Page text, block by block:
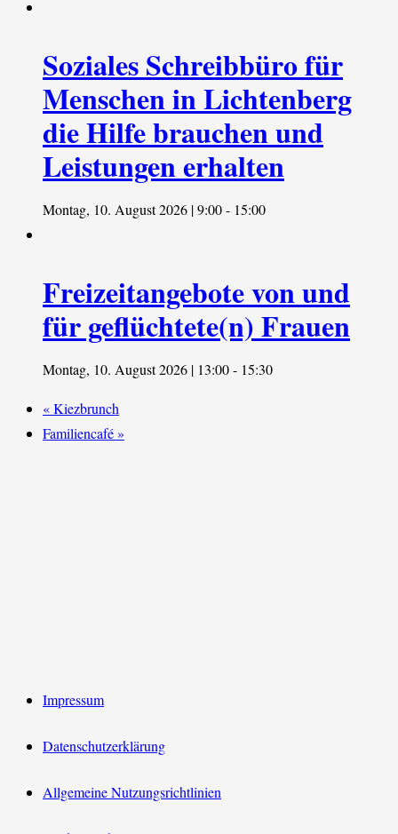
Soziales Schreibbüro für
Menschen in Lichtenberg
die Hilfe brauchen und
Leistungen erhalten
Montag, 10. August 2026 | 9:00- 15:00
Freizeitangebote von und
für geflüchtete(n) Frauen
Montag, 10. August 2026 | 13:00- 15:30
«Kiezbrunch
Familiencafé»
Impressum
Datenschutzerklärung
Allgemeine Nutzungsrichtlinien